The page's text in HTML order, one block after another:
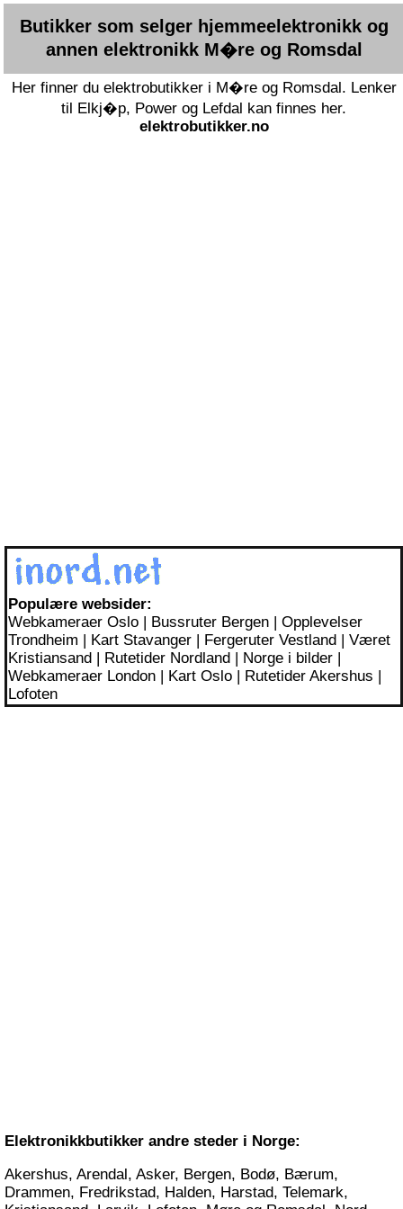
Butikker som selger hjemmeelektronikk og
annen elektronikk M�re og Romsdal
Her finner du elektrobutikker i M�re og Romsdal. Lenker
til Elkj�p, Power og Lefdal kan finnes her.
elektrobutikker.no
Populære websider:
Webkameraer Oslo | Bussruter Bergen | Opplevelser
Trondheim | Kart Stavanger | Fergeruter Vestland | Været
Kristiansand | Rutetider Nordland | Norge i bilder |
Webkameraer London | Kart Oslo | Rutetider Akershus |
Lofoten
Elektronikkbutikker andre steder i Norge:
Akershus, Arendal, Asker, Bergen, Bodø, Bærum,
Drammen, Fredrikstad, Halden, Harstad, Telemark,